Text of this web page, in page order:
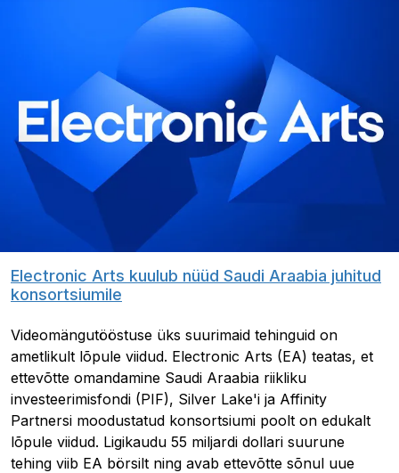
Electronic Arts kuulub nüüd Saudi Araabia juhitud
konsortsiumile
Videomängutööstuse üks suurimaid tehinguid on
ametlikult lõpule viidud. Electronic Arts (EA) teatas, et
ettevõtte omandamine Saudi Araabia riikliku
investeerimisfondi (PIF), Silver Lake'i ja Affinity
Partnersi moodustatud konsortsiumi poolt on edukalt
lõpule viidud. Ligikaudu 55 miljardi dollari suurune
tehing viib EA börsilt ning avab ettevõtte sõnul uue